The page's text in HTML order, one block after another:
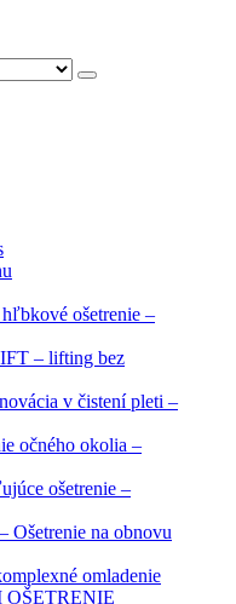
ošetrenie –
– lifting bez
v čistení pleti –
očného okolia –
ošetrenie –
na obnovu
omladenie